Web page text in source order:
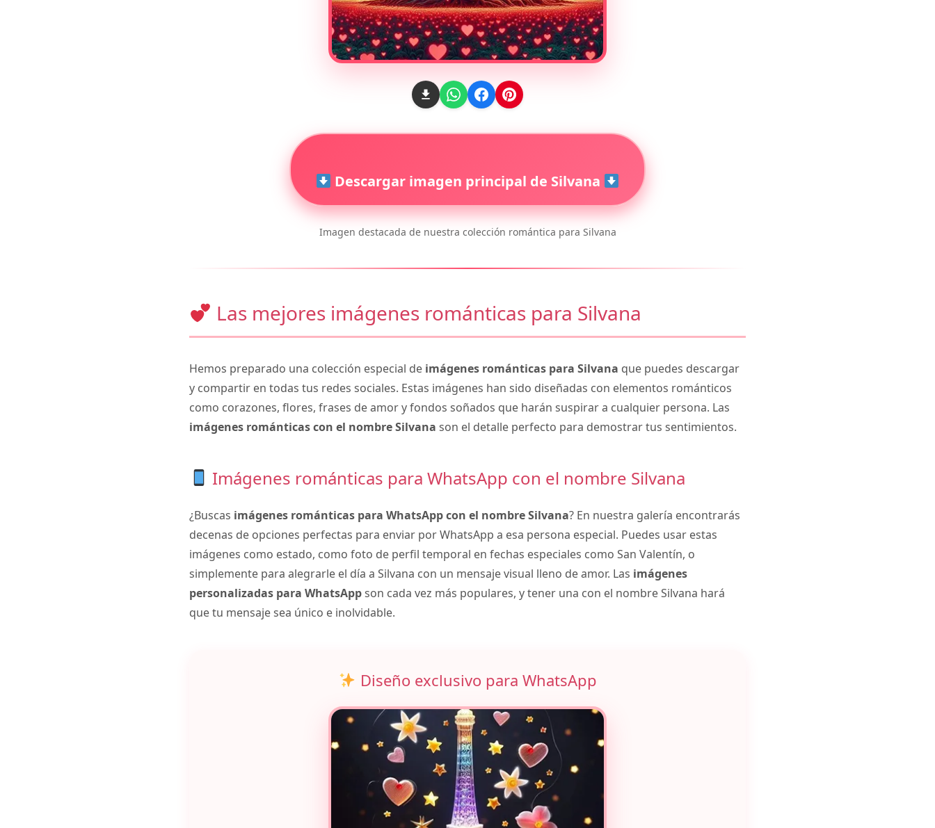
Descargar imagen principal de Silvana
Imagen destacada de nuestra colección romántica para Silvana
Las mejores imágenes románticas para Silvana
Hemos preparado una colección especial de imágenes románticas para Silvana que puedes descargar
y compartir en todas tus redes sociales. Estas imágenes han sido diseñadas con elementos románticos
como corazones, flores, frases de amor y fondos soñados que harán suspirar a cualquier persona. Las
imágenes románticas con el nombre Silvana son el detalle perfecto para demostrar tus sentimientos.
Imágenes románticas para WhatsApp con el nombre Silvana
¿Buscas imágenes románticas para WhatsApp con el nombre Silvana? En nuestra galería encontrarás
decenas de opciones perfectas para enviar por WhatsApp a esa persona especial. Puedes usar estas
imágenes como estado, como foto de perfil temporal en fechas especiales como San Valentín, o
simplemente para alegrarle el día a Silvana con un mensaje visual lleno de amor. Las imágenes
personalizadas para WhatsAppson cada vez más populares, y tener una con el nombre Silvana hará
que tu mensaje sea único e inolvidable.
Diseño exclusivo para WhatsApp